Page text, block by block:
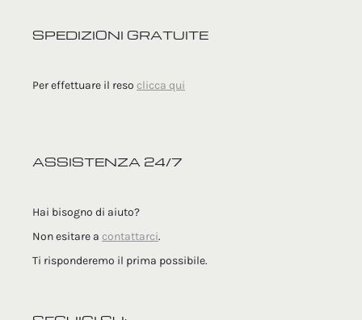
SPEDIZIONI GRATUITE
Per effettuare il reso clicca qui
ASSISTENZA 24/7
Hai bisogno di aiuto?
Non esitare a contattarci.
Ti risponderemo il prima possibile.